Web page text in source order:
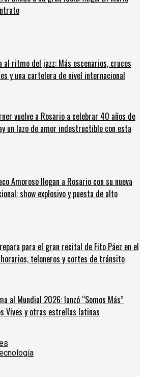
al ritmo del jazz: Más escenarios, cruces
y una cartelera de nivel internacional
vuelve a Rosario a celebrar 40 años de
un lazo de amor indestructible con esta
Amoroso llegan a Rosario con su nueva
show explosivo y puesta de alto
para el gran recital de Fito Páez en el
horarios, teloneros y cortes de tránsito
al Mundial 2026: lanzó “Somos Más”
Vives y otras estrellas latinas